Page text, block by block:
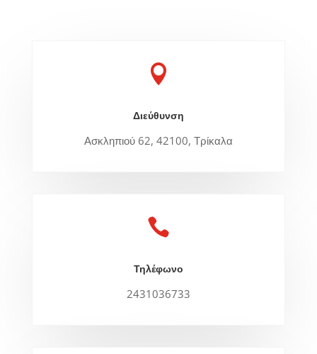

Διεύθυνση
Ασκληπιού 62, 42100, Τρίκαλα

Τηλέφωνο
2431036733